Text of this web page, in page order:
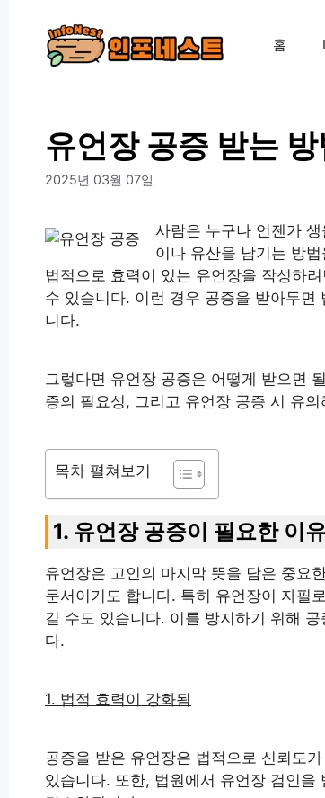
홈
유언장 공증 받는 방
2025년 03월 07일
사람은 누구나 언젠가
이나 유산을 남기는 방
법적으로 효력이 있는 유언장을 작성하
수 있습니다. 이런 경우 공증을 받아두
니다.
그렇다면 유언장 공증은 어떻게 받으면
증의 필요성, 그리고 유언장 공증 시 유
목차 펼쳐보기
1. 유언장 공증이 필요한 이
유언장은 고인의 마지막 뜻을 담은 중요
문서이기도 합니다. 특히 유언장이 자필
길 수도 있습니다. 이를 방지하기 위해
다.
1. 법적 효력이 강화됨
공증을 받은 유언장은 법적으로 신뢰도
있습니다. 또한, 법원에서 유언장 검인